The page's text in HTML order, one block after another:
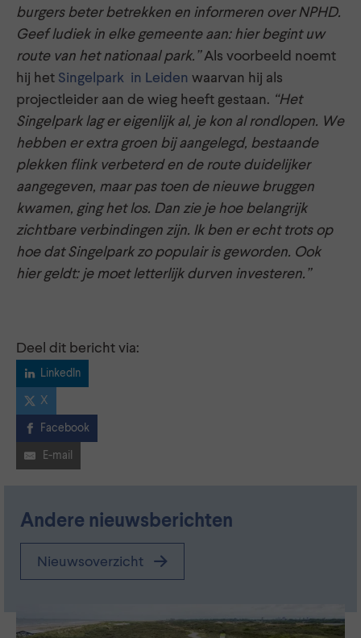
burgers beter betrekken en informeren over NPHD.
Geef ludiek in elke gemeente aan: hier begint uw
route van het nationaal park.”Als voorbeeld noemt
hij het Singelpark in Leiden waarvan hij als
projectleider aan de wieg heeft gestaan. “Het
Singelpark lag er eigenlijk al, je kon al rondlopen. We
hebben er extra groen bij aangelegd, bestaande
plekken flink verbeterd en de route duidelijker
aangegeven, maar pas toen de nieuwe bruggen
kwamen, ging het los. Dan zie je hoe belangrijk
zichtbare verbindingen zijn. Ik ben er echt trots op
hoe dat Singelpark zo populair is geworden. Ook
hier geldt: je moet letterlijk durven investeren.”
Deel dit bericht via:
LinkedIn
X
Facebook
E-mail
Andere nieuwsberichten
Nieuwsoverzicht